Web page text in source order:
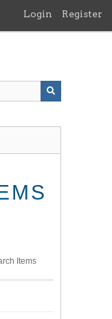
Login Register
Items